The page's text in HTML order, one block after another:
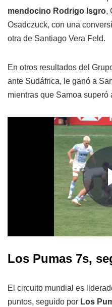
mendocino Rodrigo Isgro,
Osadczuck, con una
otra de Santiago Vera Feld.
En otros resultados del
ante Sudáfrica, le ganó a
mientras que Samoa superó
Los Pumas 7s,
El circuito mundial es
puntos, seguido por Los